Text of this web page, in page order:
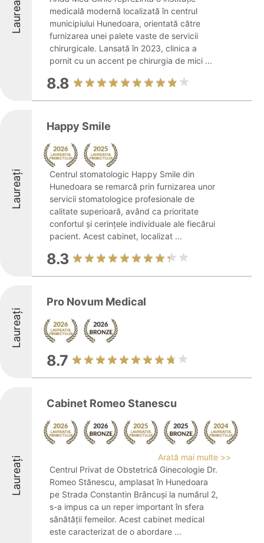
Laureați
medicală modernă localizată în centrul
municipiului Hunedoara, orientată către
furnizarea unei palete vaste de servicii
chirurgicale. Lansată în 2023, clinica a
pornit cu un accent pe chirurgia de mici ...
8.8
Laureați
Happy Smile
Centrul stomatologic Happy Smile din
Hunedoara se remarcă prin furnizarea unor
servicii stomatologice profesionale de
calitate superioară, având ca prioritate
confortul și cerințele individuale ale fiecărui
pacient. Acest cabinet, localizat ...
8.3
Laureați
Pro Novum Medical
8.7
Laureați
Cabinet Romeo Stanescu
Arată mai multe >>
Centrul Privat de Obstetrică Ginecologie Dr.
Romeo Stănescu, amplasat în Hunedoara
pe Strada Constantin Brâncuși la numărul 2,
s-a impus ca un reper important în sfera
sănătății femeilor. Acest cabinet medical
este caracterizat de o abordare ...